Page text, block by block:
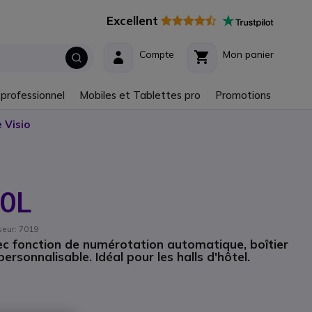
Excellent
Mon panier
Compte
Mobiles et Tablettes pro Promotions
Visio
7019
fonction de numérotation automatique, boîtier
Idéal pour les halls d'hôtel.